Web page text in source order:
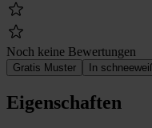
Noch keine Bewertungen
Gratis Muster In
Eigenschaften